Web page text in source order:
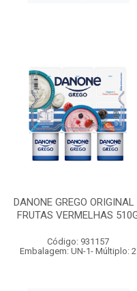
DANONE GREGO ORIGINAL
FRUTAS VERMELHAS
Código: 931157
Embalagem: UN-1- Múltiplo: 2